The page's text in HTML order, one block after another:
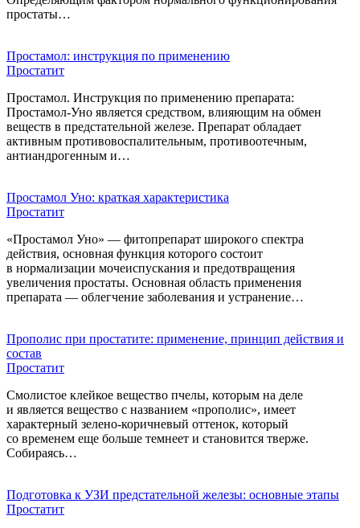
простаты…
Простамол: инструкция по применению
Простатит
Простамол. Инструкция по применению препарата:
Простамол-Уно является средством, влияющим на обмен
веществ в предстательной железе. Препарат обладает
активным противовоспалительным, противоотечным,
антиандрогенным и…
Простамол Уно: краткая характеристика
Простатит
«Простамол Уно» — фитопрепарат широкого спектра
действия, основная функция которого состоит
в нормализации мочеиспускания и предотвращения
увеличения простаты. Основная область применения
препарата — облегчение заболевания и устранение…
Прополис при простатите: применение, принцип действия и
состав
Простатит
Смолистое клейкое вещество пчелы, которым на деле
и является вещество с названием «прополис», имеет
характерный зелено-коричневый оттенок, который
со временем еще больше темнеет и становится тверже.
Собираясь…
Подготовка к УЗИ предстательной железы: основные этапы
Простатит